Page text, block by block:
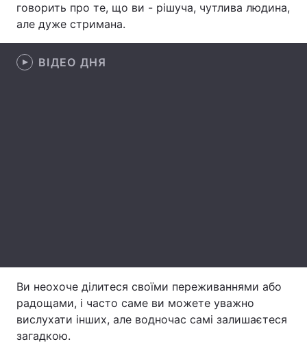
Лонгріди
Відео з Youtube
Тема оформлення
говорить про те, що ви - рішуча, чутлива людина,
але дуже стримана.
ВІДЕО ДНЯ
Ви неохоче ділитеся своїми переживаннями або
радощами, і часто саме ви можете уважно
вислухати інших, але водночас самі залишаєтеся
загадкою.